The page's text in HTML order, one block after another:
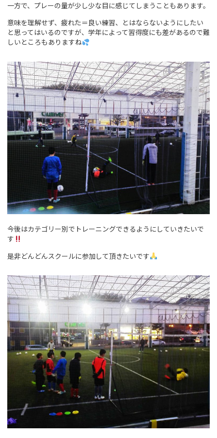
一方で、プレーの量が少し少な目に感じてしまうこともあります。
意味を理解せず、疲れた＝良い練習、とはならないようにしたい
と思ってはいるのですが、学年によって習得度にも差があるので難
しいところもありますね
今後はカテゴリー別でトレーニングできるようにしていきたいで
す
是非どんどんスクールに参加して頂きたいです